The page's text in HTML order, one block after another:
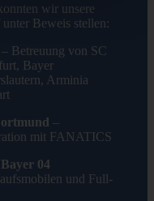
wir unsere
Beweis stellen:
– Betreuung von SC
Bayer
Arminia
–
mit FANATICS
04
und Full-